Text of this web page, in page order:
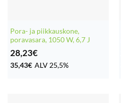
Pora- ja piikkauskone,
poravasara, 1050 W, 6,7 J
28,23€
35,43€ ALV 25,5%